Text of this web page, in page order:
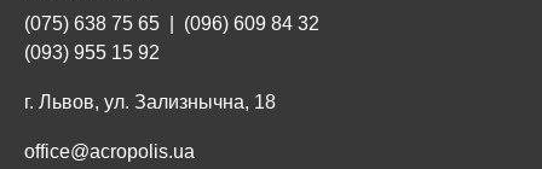
(075) 638 75 65
(096) 609 84 32
(093) 955 15 92
г. Львов, ул. Зализнычна, 18
office@acropolis.ua